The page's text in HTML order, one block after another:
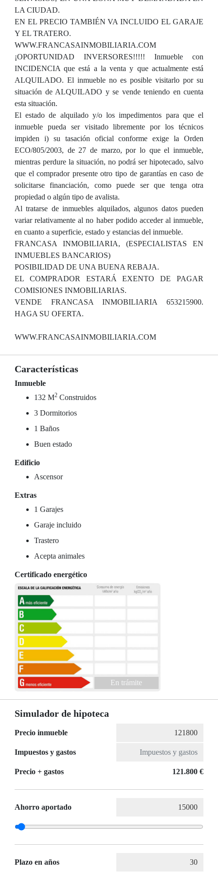
LA CIUDAD.
EN EL PRECIO TAMBIÉN VA INCLUIDO EL GARAJE
Y EL TRATERO.
WWW.FRANCASAINMOBILIARIA.COM
¡OPORTUNIDAD INVERSORES!!!!! Inmueble con
INCIDENCIA que está a la venta y que actualmente está
ALQUILADO. El inmueble no es posible visitarlo por su
situación de ALQUILADO y se vende teniendo en cuenta
esta situación.
El estado de alquilado y/o los impedimentos para que el
inmueble pueda ser visitado libremente por los técnicos
impiden i) su tasación oficial conforme exige la Orden
ECO/805/2003, de 27 de marzo, por lo que el inmueble,
mientras perdure la situación, no podrá ser hipotecado, salvo
que el comprador presente otro tipo de garantías en caso de
solicitarse financiación, como puede ser que tenga otra
propiedad o algún tipo de avalista.
Al tratarse de inmuebles alquilados, algunos datos pueden
variar relativamente al no haber podido acceder al inmueble,
en cuanto a superficie, estado y estancias del inmueble.
FRANCASA INMOBILIARIA, (ESPECIALISTAS EN
INMUEBLES BANCARIOS)
POSIBILIDAD DE UNA BUENA REBAJA.
EL COMPRADOR ESTARÁ EXENTO DE PAGAR
COMISIONES INMOBILIARIAS.
VENDE FRANCASA INMOBILIARIA 653215900.
HAGA SU OFERTA.
WWW.FRANCASAINMOBILIARIA.COM
Características
Inmueble
132 M2 Construidos
3 Dormitorios
1 Baños
Buen estado
Edificio
Ascensor
Extras
1 Garajes
Garaje incluido
Trastero
Acepta animales
Certificado energético
En trámite
Simulador de hipoteca
Precio inmueble
Impuestos y gastos
Precio + gastos 121.800 €
Ahorro aportado
Plazo en años